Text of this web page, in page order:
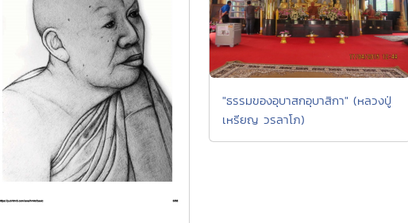
"ธรรมของอุบาสกอุบาสิกา" (หลวงปู่
เหรียญ วรลาโภ)